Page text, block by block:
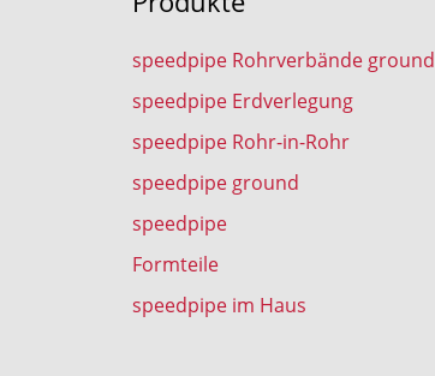
speedpipe Rohrverbände ground
speedpipe Erdverlegung
speedpipe Rohr-in-Rohr
speedpipe ground
speedpipe
Formteile
speedpipe im Haus